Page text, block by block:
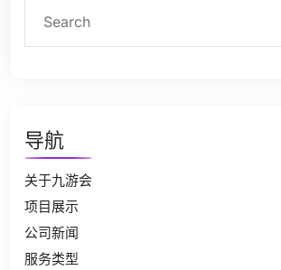
导航
关于九游会
项目展示
公司新闻
服务类型